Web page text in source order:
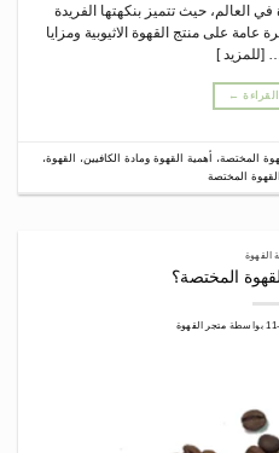
العالم، حيث تتميز بنكهتها الفريدة
على منتج القهوة الاثيوبية ومزايا
[للمزيد ]
←
المختصة، أهمية القهوة ومادة الكافيين، القهوة،
القهوة المختصة
القهوة
المختصة؟
بواسطة متجر القهوة